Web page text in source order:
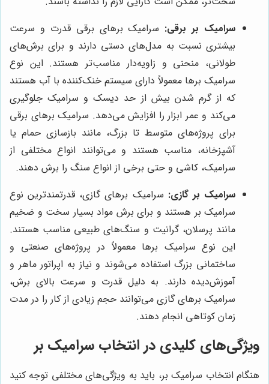
سرامیک بر برقی: سرامیک برهای برقی قدرت و سرعت
بیشتری نسبت به مدل‌های دستی دارند و برای برش‌های
طولانی، منحنی و زاویه‌دار مناسب‌تر هستند. این نوع
سرامیک برها معمولاً دارای سیستم خنک‌کننده با آب هستند
که از گرم شدن بیش از حد دیسک و سرامیک جلوگیری
می‌کند و عمر ابزار را افزایش می‌دهد. سرامیک برهای برقی
برای پروژه‌های متوسط ​​تا بزرگ، مانند بازسازی حمام یا
آشپزخانه، مناسب هستند و می‌توانند انواع مختلفی از
سرامیک، کاشی و حتی برخی از انواع سنگ را برش دهند.
سرامیک بر گازی: سرامیک برهای گازی، قدرتمندترین نوع
سرامیک بر هستند و برای برش مواد بسیار سخت و ضخیم
مانند پرسلان، گرانیت و سنگ‌های طبیعی مناسب هستند.
این نوع سرامیک برها معمولاً در پروژه‌های صنعتی و
ساختمانی بزرگ استفاده می‌شوند و نیاز به اپراتور ماهر و
آموزش‌دیده دارند. به دلیل قدرت و سرعت بالای برش،
سرامیک برهای گازی می‌توانند حجم زیادی از کار را در مدت
زمان کوتاهی انجام دهند.
ویژگی‌های کلیدی در انتخاب سرامیک بر
هنگام انتخاب سرامیک بر، باید به ویژگی‌های مختلفی توجه کنید